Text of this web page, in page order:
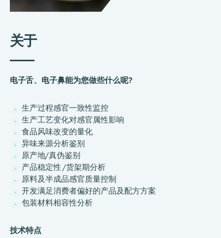
关于
电子舌、电子鼻能为您做些什么呢?
生产过程感官一致性监控
生产工艺变化对感官属性影响
食品风味改变的量化
异味来源分析鉴别
原产地/真伪鉴别
产品稳定性 /货架期分析
原料及半成品感官质量控制
开发满足消费者偏好的产品及配方方案
包装材料相容性分析
技术特点